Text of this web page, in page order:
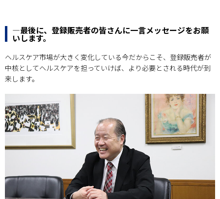
―最後に、登録販売者の皆さんに一言メッセージをお願
いします。
ヘルスケア市場が大きく変化している今だからこそ、登録販売者が
中核としてヘルスケアを担っていけば、より必要とされる時代が到
来します。